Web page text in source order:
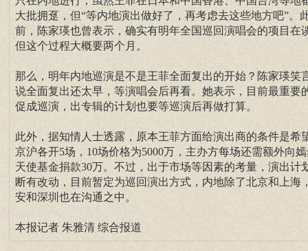
大批拥趸，但“等内地演出做好了，再考虑去这些地方吧”。
前，陈家瑛也曾表示，确实有明年全国巡回演唱会的项目在
但这个过程大概要两个月。
那么，明年内地巡演是不是王菲全面复出的开始？陈家瑛笑
说全面复出还太早，等演唱会后再看。她表示，目前最重要
促成巡演，出专辑的计划也要等巡演后再做打算。
此外，据知情人士透露，原本王菲方面给演出商的条件是希
京沪各开5场，10场价格为5000万，主办方每场还需额外向
天使基金捐款30万。不过，出于市场等因素的考量，演出计
断有改动，目前暂定为巡回演出方式，内地除了北京和上海
安和深圳也在沟通之中。
本报记者 朱雅清 综合报道